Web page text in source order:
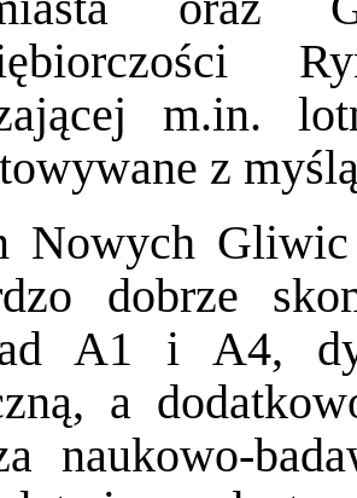
m.in.
z
Nowych Gliwic
dobrze
A1 i A4,
a
naukowo-